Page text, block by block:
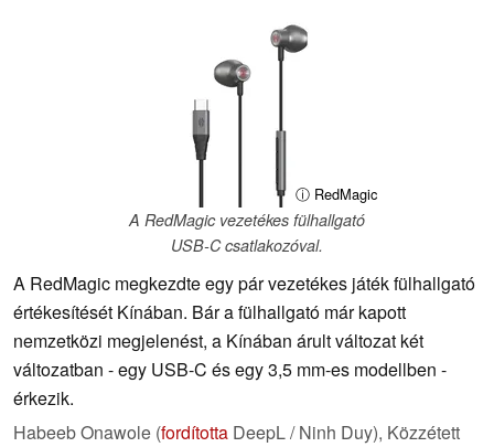
ⓘ RedMagic
A RedMagic vezetékes fülhallgató
USB-C csatlakozóval.
A RedMagic megkezdte egy pár vezetékes játék fülhallgató
értékesítését Kínában. Bár a fülhallgató már kapott
nemzetközi megjelenést, a Kínában árult változat két
változatban - egy USB-C és egy 3,5 mm-es modellben -
érkezik.
Habeeb Onawole (fordította DeepL / Ninh Duy), Közzétett